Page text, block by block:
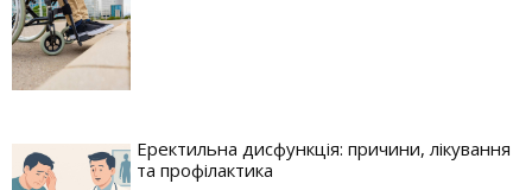
Еректильна дисфункція: причини, лікування
та профілактика